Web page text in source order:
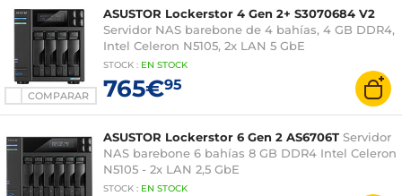
COMPARAR
ASUSTOR Lockerstor 4 Gen 2+ S3070684 V2
Servidor NAS barebone de 4 bahías, 4 GB DDR4,
Intel Celeron N5105, 2x LAN 5 GbE
STOCK : EN STOCK
765€95
ASUSTOR Lockerstor 6 Gen 2 AS6706T Servidor
NAS barebone 6 bahías 8 GB DDR4 Intel Celeron
N5105 - 2x LAN 2,5 GbE
STOCK : EN STOCK